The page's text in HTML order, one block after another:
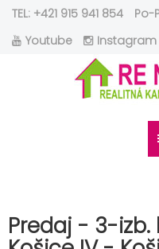
TEL: +421 915 941 854 Po-
Youtube
Instagram
Predaj - 3-